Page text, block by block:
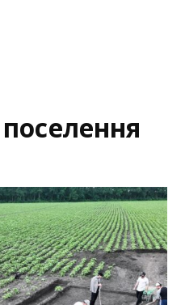
поселення